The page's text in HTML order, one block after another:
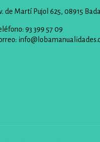
de Martí Pujol 625, 08915
93 399 57 09